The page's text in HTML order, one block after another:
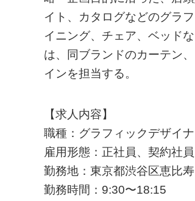
イト、カタログなどのグラ
イニング、チェア、ベッド
は、同ブランドのカーテン
インを担当する。
【求人内容】
職種：グラフィックデザイ
雇用形態：正社員、契約社員
勤務地：東京都渋⾕区恵⽐
勤務時間：9:30〜18:15